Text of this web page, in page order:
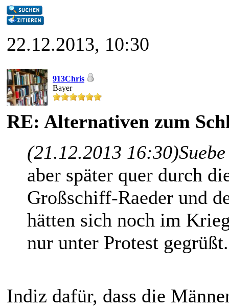
22.12.2013, 10:30
913Chris
Bayer
RE: Alternativen zum
(21.12.2013 16:30)
aber später quer durch
Großschiff-Raeder und
hätten sich noch im
nur unter Protest gegrüßt.
Indiz dafür, dass die